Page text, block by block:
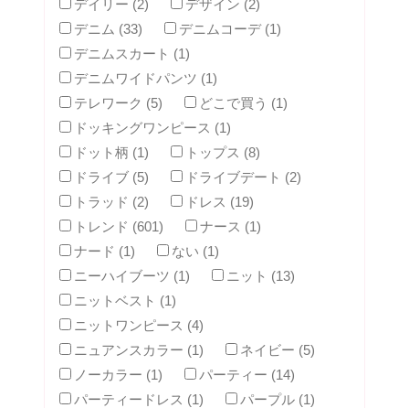
デイリー (2)
デザイン (2)
デニム (33)
デニムコーデ (1)
デニムスカート (1)
デニムワイドパンツ (1)
テレワーク (5)
どこで買う (1)
ドッキングワンピース (1)
ドット柄 (1)
トップス (8)
ドライブ (5)
ドライブデート (2)
トラッド (2)
ドレス (19)
トレンド (601)
ナース (1)
ナード (1)
ない (1)
ニーハイブーツ (1)
ニット (13)
ニットベスト (1)
ニットワンピース (4)
ニュアンスカラー (1)
ネイビー (5)
ノーカラー (1)
パーティー (14)
パーティードレス (1)
パープル (1)